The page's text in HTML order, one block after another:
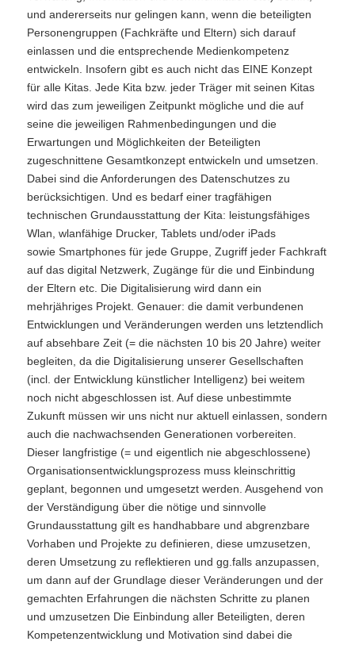
und andererseits nur gelingen kann, wenn die beteiligten
Personengruppen (Fachkräfte und Eltern) sich darauf
einlassen und die entsprechende Medienkompetenz
entwickeln. Insofern gibt es auch nicht das EINE Konzept
für alle Kitas. Jede Kita bzw. jeder Träger mit seinen Kitas
wird das zum jeweiligen Zeitpunkt mögliche und die auf
seine die jeweiligen Rahmenbedingungen und die
Erwartungen und Möglichkeiten der Beteiligten
zugeschnittene Gesamtkonzept entwickeln und umsetzen.
Dabei sind die Anforderungen des Datenschutzes zu
berücksichtigen. Und es bedarf einer tragfähigen
technischen Grundausstattung der Kita: leistungsfähiges
Wlan, wlanfähige Drucker, Tablets und/oder iPads
sowie Smartphones für jede Gruppe, Zugriff jeder Fachkraft
auf das digital Netzwerk, Zugänge für die und Einbindung
der Eltern etc. Die Digitalisierung wird dann ein
mehrjähriges Projekt. Genauer: die damit verbundenen
Entwicklungen und Veränderungen werden uns letztendlich
auf absehbare Zeit (= die nächsten 10 bis 20 Jahre) weiter
begleiten, da die Digitalisierung unserer Gesellschaften
(incl. der Entwicklung künstlicher Intelligenz) bei weitem
noch nicht abgeschlossen ist. Auf diese unbestimmte
Zukunft müssen wir uns nicht nur aktuell einlassen, sondern
auch die nachwachsenden Generationen vorbereiten.
Dieser langfristige (= und eigentlich nie abgeschlossene)
Organisationsentwicklungsprozess muss kleinschrittig
geplant, begonnen und umgesetzt werden. Ausgehend von
der Verständigung über die nötige und sinnvolle
Grundausstattung gilt es handhabbare und abgrenzbare
Vorhaben und Projekte zu definieren, diese umzusetzen,
deren Umsetzung zu reflektieren und gg.falls anzupassen,
um dann auf der Grundlage dieser Veränderungen und der
gemachten Erfahrungen die nächsten Schritte zu planen
und umzusetzen Die Einbindung aller Beteiligten, deren
Kompetenzentwicklung und Motivation sind dabei die